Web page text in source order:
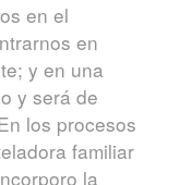
en el
en
y en una
y será de
los procesos
familiar
la